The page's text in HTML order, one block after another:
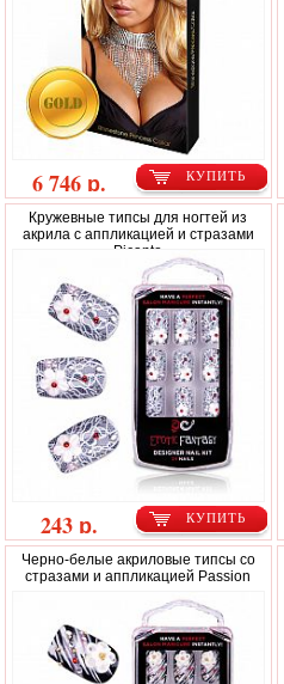
КУПИТЬ
6 746 р.
Кружевные типсы для ногтей из
акрила с аппликацией и стразами
Picanto
КУПИТЬ
243 р.
Черно-белые акриловые типсы со
стразами и аппликацией Passion